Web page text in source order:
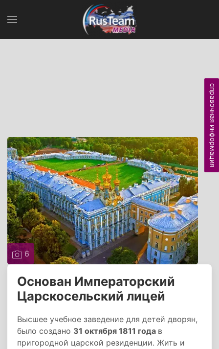
6
Основан Императорский
Царскосельский лицей
Высшее учебное заведение для детей дворян,
было создано 31 октября 1811 года в
пригородной царской резиденции. Жить и
справочная информация